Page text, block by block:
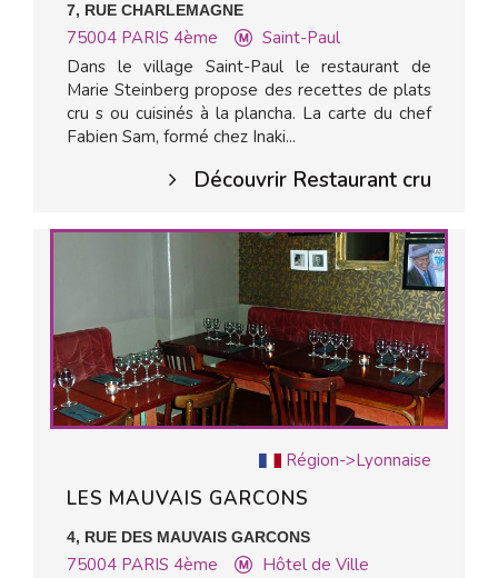
7, RUE CHARLEMAGNE
75004 PARIS 4ème
Saint-Paul
Dans le village Saint-Paul le restaurant de
Marie Steinberg propose des recettes de plats
cru s ou cuisinés à la plancha. La carte du chef
Fabien Sam, formé chez Inaki...
Découvrir Restaurant cru
Région->Lyonnaise
LES MAUVAIS GARCONS
4, RUE DES MAUVAIS GARCONS
75004 PARIS 4ème
Hôtel de Ville